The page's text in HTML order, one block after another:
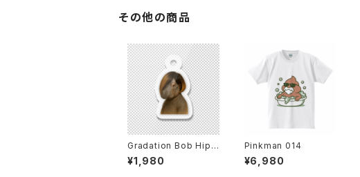
その他の商品
Gradation Bob Hipp
opotamus
¥1,980
Pinkman 014
¥6,980